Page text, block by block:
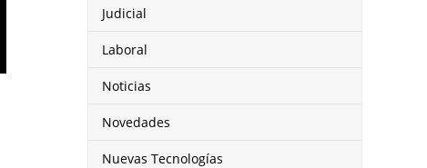
Judicial
Laboral
Noticias
Novedades
Nuevas Tecnologías